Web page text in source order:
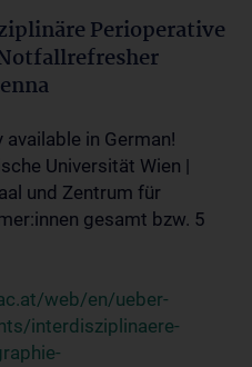
Perioperative
in German!
Universität Wien |
und Zentrum für
gesamt bzw. 5
web/en/ueber-
interdisziplinaere-